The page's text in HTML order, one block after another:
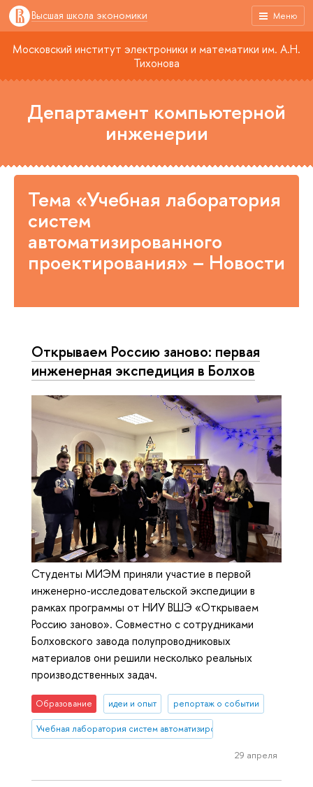
Меню
Высшая школа экономики
Московский институт электроники и математики им. А.Н.
Тихонова
Департамент компьютерной
инженерии
Тема «Учебная лаборатория
систем
автоматизированного
проектирования» – Новости
Открываем Россию заново: первая
инженерная экспедиция в Болхов
Студенты МИЭМ приняли участие в первой
инженерно-исследовательской экспедиции в
рамках программы от НИУ ВШЭ «Открываем
Россию заново». Совместно с сотрудниками
Болховского завода полупроводниковых
материалов они решили несколько реальных
производственных задач.
Образование идеи и опыт репортаж о событии
Учебная лаборатория систем автоматизированного
29 апреля